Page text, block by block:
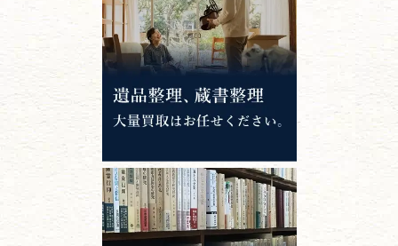
中国書物・朝鮮本
錦絵・浮世絵・版画・刷り物
専門書・ 学術書
哲学書・思想書
心理学・倫理学
仏教書